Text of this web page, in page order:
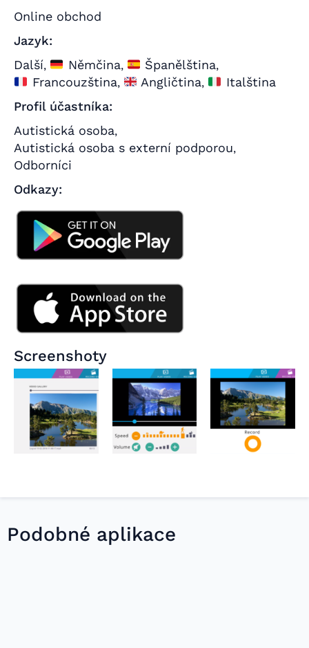
Online obchod
Jazyk:
Další, Němčina, Španělština,
Francouzština, Angličtina,
Italština
Profil účastníka:
Autistická osoba,
Autistická osoba s externí podporou,
Odborníci
Odkazy:
Screenshoty
Podobné aplikace